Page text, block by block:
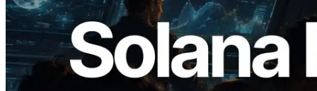
2026.05.24